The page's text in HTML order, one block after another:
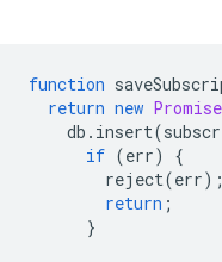
function
return new Promise
db . insert(
if (err)
{
reject(err);
return ;
}